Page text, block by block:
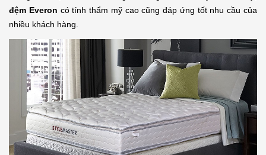
đệm Everon có tính thẩm mỹ cao cũng đáp ứng tốt nhu cầu của
nhiều khách hàng.